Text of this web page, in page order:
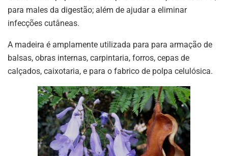
para males da digestão; além de ajudar a eliminar
infecções cutâneas.
A madeira é amplamente utilizada para para armação de
balsas, obras internas, carpintaria, forros, cepas de
calçados, caixotaria, e para o fabrico de polpa celulósica.